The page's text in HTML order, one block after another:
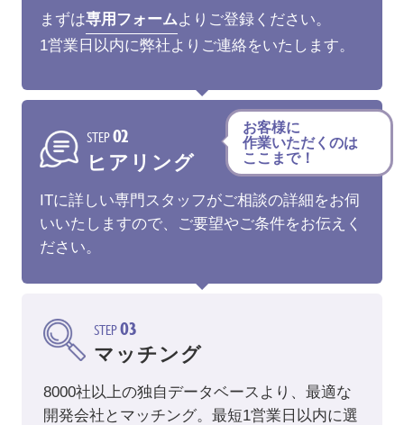
まずは専用フォームよりご登録ください。
1営業日以内に弊社よりご連絡をいたします。
STEP02
ヒアリング
ITに詳しい専門スタッフがご相談の詳細をお伺
いいたしますので、ご要望やご条件をお伝えく
ださい。
お客様に
作業いただくのは
ここまで！
STEP03
マッチング
8000社以上の独自データベースより、最適な
開発会社とマッチング。 最短1営業日以内に選